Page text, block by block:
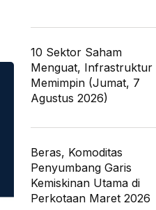
10 Sektor Saham
Menguat, Infrastruktur
Memimpin (Jumat, 7
Agustus 2026)
Beras, Komoditas
Penyumbang Garis
Kemiskinan Utama di
Perkotaan Maret 2026